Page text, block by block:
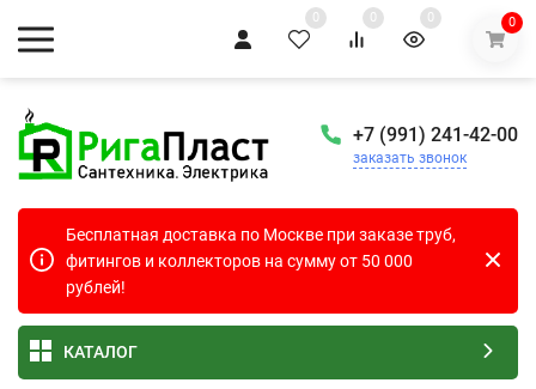
0 0 0 0
+7 (991) 241-42-00
заказать звонок
Бесплатная доставка по Москве при заказе труб,
фитингов и коллекторов на сумму от 50 000
рублей!
КАТАЛОГ